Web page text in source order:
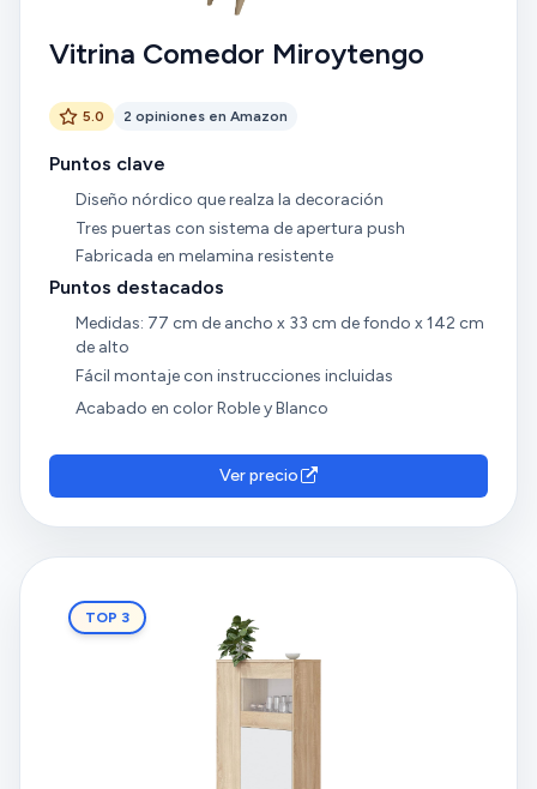
Vitrina Comedor Miroytengo
5.0 2 opiniones en Amazon
Puntos clave
Diseño nórdico que realza la decoración
Tres puertas con sistema de apertura push
Fabricada en melamina resistente
Puntos destacados
Medidas: 77 cm de ancho x 33 cm de fondo x 142 cm
de alto
Fácil montaje con instrucciones incluidas
Acabado en color Roble y Blanco
Ver precio
TOP 3